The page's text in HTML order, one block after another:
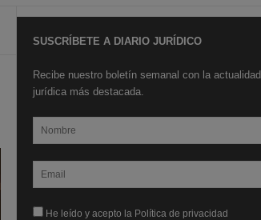
SUSCRÍBETE A DIARIO JURÍDICO
Recibe nuestro boletín semanal con la actualidad
jurídica más destacada.
He leído y acepto la Política de privacidad